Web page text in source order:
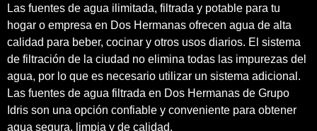
Las fuentes de agua ilimitada, filtrada y potable para tu
hogar o empresa en Dos Hermanas ofrecen agua de alta
calidad para beber, cocinar y otros usos diarios. El sistema
de filtración de la ciudad no elimina todas las impurezas del
agua, por lo que es necesario utilizar un sistema adicional.
Las fuentes de agua filtrada en Dos Hermanas de Grupo
Idris son una opción confiable y conveniente para obtener
agua segura, limpia y de calidad.